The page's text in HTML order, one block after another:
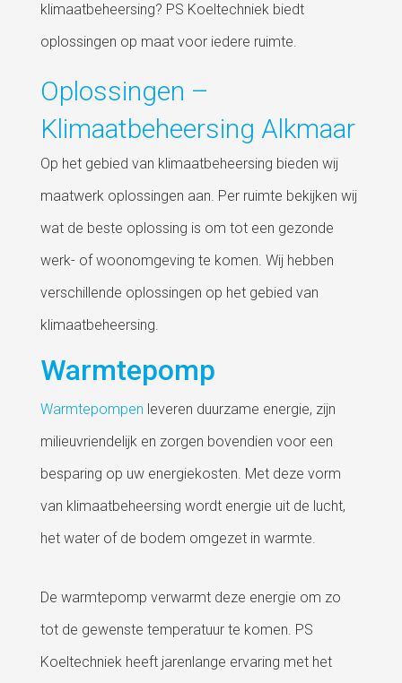
klimaatbeheersing? PS Koeltechniek biedt
oplossingen op maat voor iedere ruimte.
Oplossingen –
Klimaatbeheersing Alkmaar
Op het gebied van klimaatbeheersing bieden wij
maatwerk oplossingen aan. Per ruimte bekijken wij
wat de beste oplossing is om tot een gezonde
werk- of woonomgeving te komen. Wij hebben
verschillende oplossingen op het gebied van
klimaatbeheersing.
Warmtepomp
Warmtepompen leveren duurzame energie, zijn
milieuvriendelijk en zorgen bovendien voor een
besparing op uw energiekosten. Met deze vorm
van klimaatbeheersing wordt energie uit de lucht,
het water of de bodem omgezet in warmte.
De warmtepomp verwarmt deze energie om zo
tot de gewenste temperatuur te komen. PS
Koeltechniek heeft jarenlange ervaring met het